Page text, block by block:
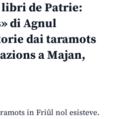
de Patrie:
di Agnul
dai taramots
a Majan,
in Friûl nol esisteve.